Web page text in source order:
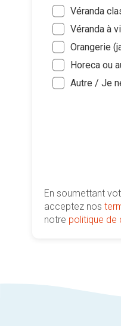
Véranda
Véranda à
Orangerie
Horeca ou
Autre / Je
En soumettant
acceptez nos
notre politique de